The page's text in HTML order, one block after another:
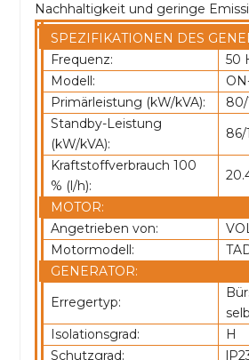
Nachhaltigkeit und geringe
SPEZIFIKATIONEN DES
Frequenz:
50
Modell:
Primärleistung (kW/kVA):
Standby-Leistung
(kW/kVA):
86/
Kraftstoffverbrauch 100
% (l/h):
MOTOR:
Angetrieben von:
Motormodell:
GENERATOR:
Erregertyp:
Isolationsgrad:
H
Schutzgrad: